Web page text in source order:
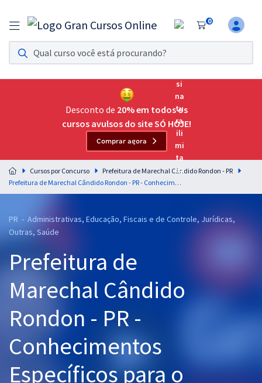
0
Assinatura Ilimitada 11
Acesso a todos os cursos. Teste grátis por 7 dias!
Assinatura OAB Até Passar
Acesso ilimitado a toda preparação para o Exame da
Residências Multiprofissionais
Preparação completa e intensiva para as principais
residências em saúde do Brasil
Assinatura Ilimitada
Graduação
OAB
Mentorias
Desconto de 20% em todos os
cursos avulsos do site SÓ HOJE!
Comprar agora
Cursos por Concurso
Prefeitura de Marechal Cândido Rondon - PR
Prefeitura de Marechal Cândido Rondon - PR - Conhecimentos Específicos para o Cargo de Nutricionista (Pós-edital)
PR - Administrativas, Educação, Fiscais e de Controle, Jurídicas,
Outras, Saúde
Prefeitura de
Marechal Cândido
Rondon - PR -
Conhecimentos
Específicos para o